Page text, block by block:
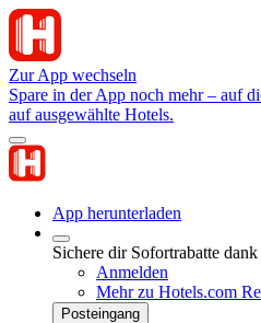
Zur App wechseln
Spare in der App noch mehr – auf
auf ausgewählte Hotels.
App herunterladen
Sichere dir Sofortrabatte
Anmelden
Mehr zu Hotels.com
Posteingang